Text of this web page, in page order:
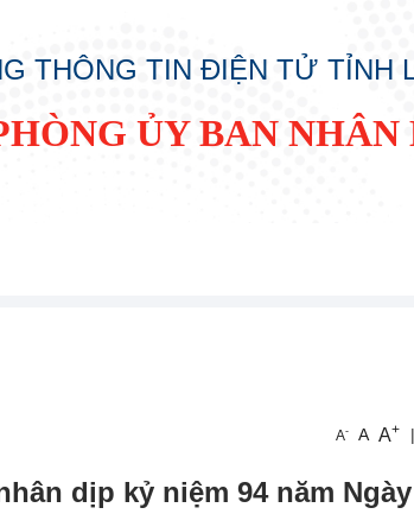
THÔNG TIN ĐIỆN TỬ TỈNH
ỦY BAN
A- A A+ |
dịp kỷ niệm 94 năm